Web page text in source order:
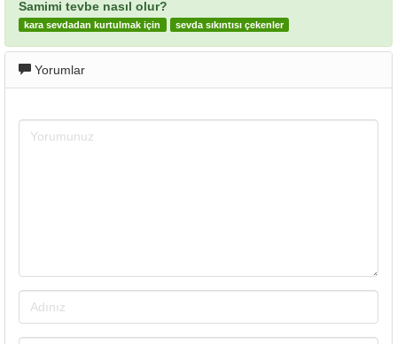
Samimi tevbe nasıl olur?
kara sevdadan kurtulmak için sevda sıkıntısı çekenler
Yorumlar